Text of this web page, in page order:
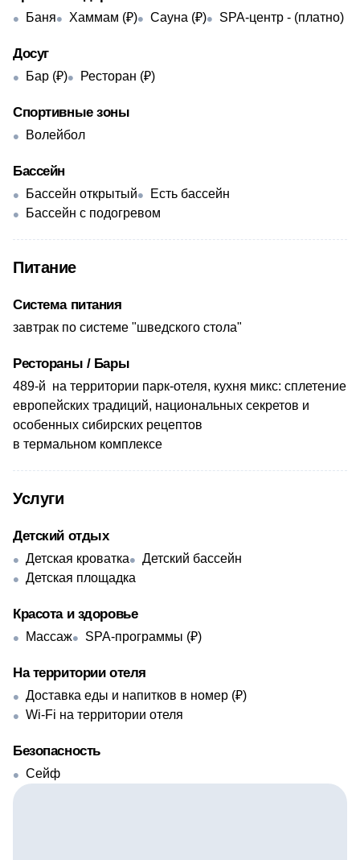
Баня Хаммам (₽) Сауна (₽) SPA-центр - ​(платно)
Досуг
Бар (₽) Ресторан (₽)
Спортивные зоны
Волейбол
Бассейн
Бассейн открытый
Есть бассейн
Бассейн с подогревом
Питание
Система питания
завтрак по системе "шведского стола"
Рестораны / Бары
489-й на территории парк-отеля, кухня микс: сплетение
европейских традиций, национальных секретов и
особенных сибирских рецептов
в термальном комплексе
Услуги
Детский отдых
Детская кроватка
Детский бассейн
Детская площадка
Красота и здоровье
Массаж SPA-программы (₽)
На территории отеля
Доставка еды и напитков в номер (₽)
Wi-Fi на территории отеля
Безопасность
Сейф